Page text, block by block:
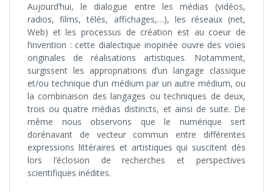
Aujourd’hui, le dialogue entre les médias (vidéos,
radios, films, télés, affichages,…), les réseaux (net,
Web) et les processus de création est au coeur de
l’invention : cette dialectique inopinée ouvre des voies
originales de réalisations artistiques. Notamment,
surgissent les appropriations d’un langage classique
et/ou technique d’un médium par un autre médium, ou
la combinaison des langages ou techniques de deux,
trois ou quatre médias distincts, et ainsi de suite. De
même nous observons que le numérique sert
dorénavant de vecteur commun entre différentes
expressions littéraires et artistiques qui suscitent dès
lors l’éclosion de recherches et perspectives
scientifiques inédites.